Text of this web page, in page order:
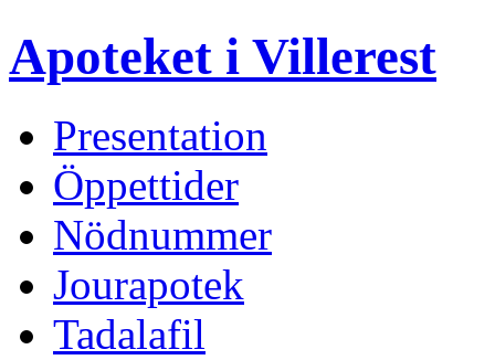
Apoteket i Villerest
Presentation
Öppettider
Nödnummer
Jourapotek
Tadalafil